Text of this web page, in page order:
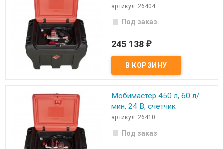
артикул: 26404
Под заказ
245 138 ₽
Мобимастер 450 л, 60 л/
мин, 24 В, счетчик
артикул: 26410
Под заказ